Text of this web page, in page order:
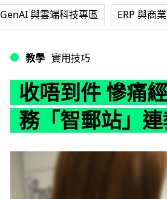
GenAI 與雲端科技專區 ERP 與商
教學 實用技巧
收唔到件 慘痛
務「智郵站」